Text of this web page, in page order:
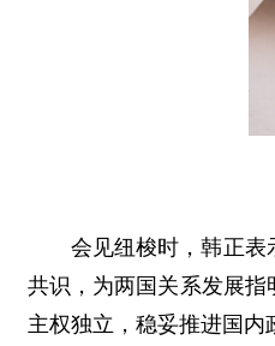
会见纽梭时，韩正表
共识，为两国关系发展
主权独立，稳妥推进国